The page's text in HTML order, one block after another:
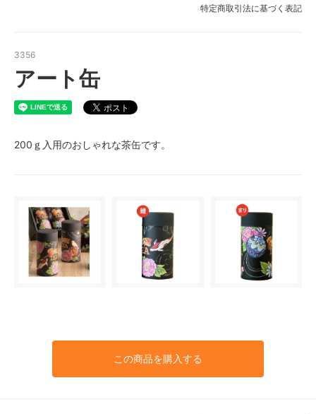
特定商取引法に基づく表記
3356
アート缶
200ｇ入用のおしゃれな茶缶です。
この商品を購入する